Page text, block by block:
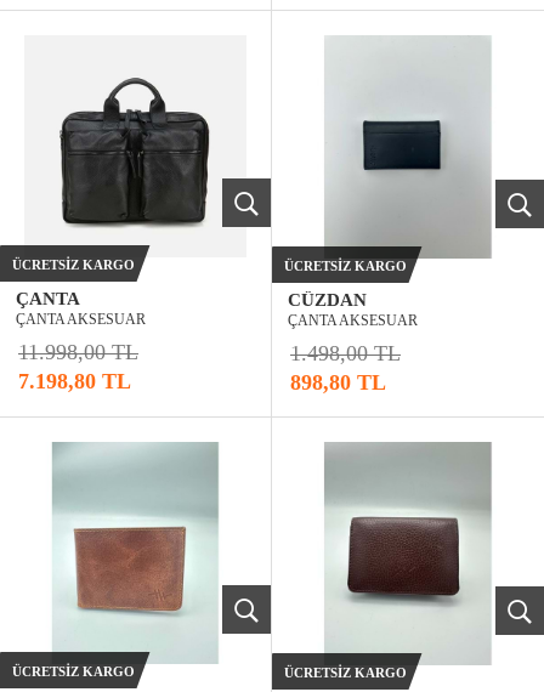
ÇANTA
ÇANTA AKSESUAR
11.998,00 TL
7.198,80 TL
ÜCRETSIZ KARGO
CÜZDAN
ÇANTA AKSESUAR
1.498,00 TL
898,80 TL
ÜCRETSIZ KARGO
ÜCRETSIZ KARGO ÜCRETSIZ KARGO